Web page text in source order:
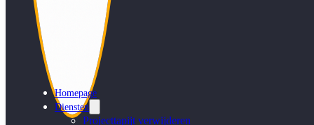
Homepage
Diensten
Projecttapijt verwijderen